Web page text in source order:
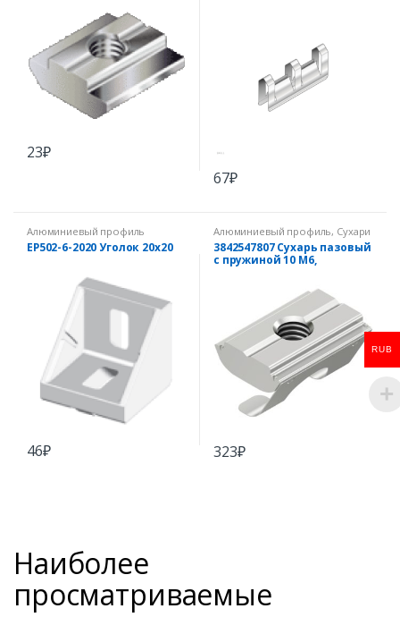
23₽
67₽
Алюминиевый профиль
EP502-6-2020 Уголок 20х20
46₽
Алюминиевый профиль, Сухари
для паза 10 мм
3842547807 Сухарь пазовый
с пружиной 10 M6,
323₽
Наиболее
просматриваемые
RUB